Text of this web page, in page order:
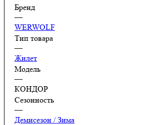
Бренд
—
WERWOLF
Тип товара
—
Жилет
Модель
—
КОНДОР
Сезонность
—
Демисезон / Зима